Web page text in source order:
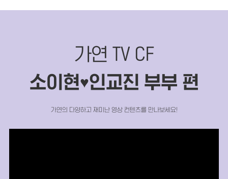
가연 TV CF
소이현♥인교진 부부 편
가연의 다양하고 재미난 영상 컨텐츠를 만나보세요!